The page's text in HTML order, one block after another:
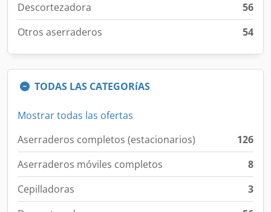
Descortezadora
56
Otros aserraderos
54
TODAS LAS CATEGORíAS
Mostrar todas las ofertas
Aserraderos completos (estacionarios)
126
Aserraderos móviles completos
8
Cepilladoras
3